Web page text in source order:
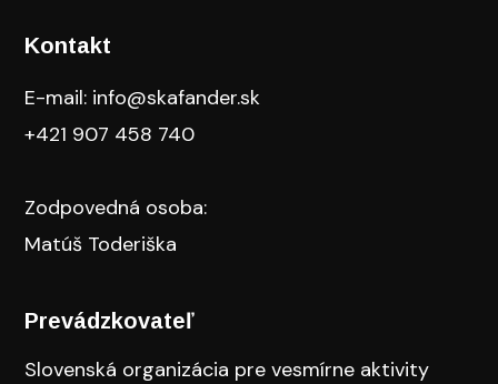
Kontakt
E-mail: info@skafander.sk
+421 907 458 740
Zodpovedná osoba:
Matúš Toderiška
Prevádzkovateľ
Slovenská organizácia pre vesmírne aktivity